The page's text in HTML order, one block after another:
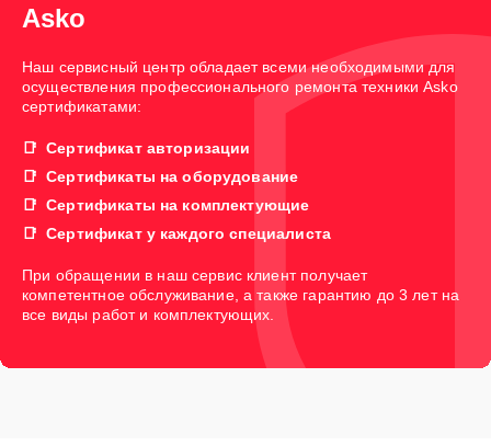
Asko
Наш сервисный центр обладает всеми необходимыми для
осуществления профессионального ремонта техники Asko
сертификатами:
Сертификат авторизации
Сертификаты на оборудование
Сертификаты на комплектующие
Сертификат у каждого специалиста
При обращении в наш сервис клиент получает
компетентное обслуживание, а также гарантию до 3 лет на
все виды работ и комплектующих.